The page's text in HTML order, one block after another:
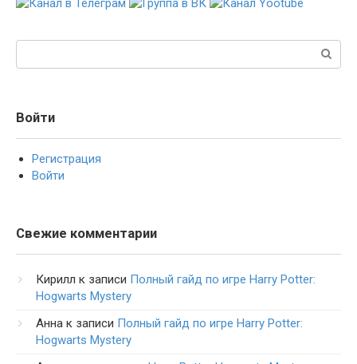
Войти
Регистрация
Войти
Свежие комментарии
Кирилл к записи Полный гайд по игре Harry Potter:
Hogwarts Mystery
Анна к записи Полный гайд по игре Harry Potter:
Hogwarts Mystery